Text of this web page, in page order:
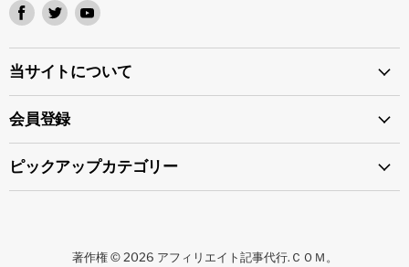
Facebook
見
つ
て
く
さ
い
Twitter
見
つ
て
く
さ
い
Youtube
見
つ
さ
い
当サイトについて
会員登録
ピックアップカテゴリー
著作権 © 2026 アフィリエイト記事代行.ＣＯＭ。